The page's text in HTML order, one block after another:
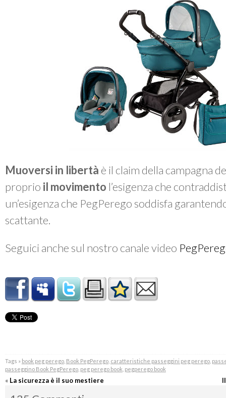
Muoversi in libertà è il claim della campagna
proprio il movimento l’esigenza che
un’esigenza che PegPerego soddisfa
scattante.
Seguici anche sul nostro canale video
Tags » book peg perego, Book PegPerego, caratteristiche passeggini peg perego,
passeggino Book PegPerego, peg perego book pegperego book
« La sicurezza è il suo mestiere